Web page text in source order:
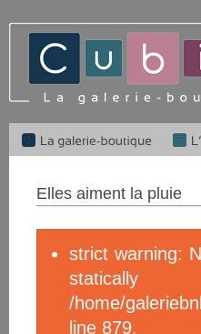
Elles aiment la pluie
strict warning:
/home/
line 879.